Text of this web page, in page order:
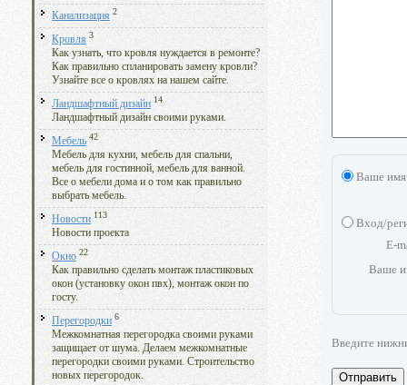
Канализация 2
Кровля 3
Как узнать, что кровля нуждается в ремонте?
Как правильно спланировать замену кровли?
Узнайте все о кровлях на нашем сайте.
Ландшафтный дизайн 14
Ландшафтный дизайн своими руками.
Мебель 42
Мебель для кухни, мебель для спальни,
мебель для гостинной, мебель для ванной.
Все о мебели дома и о том как правильно
выбрать мебель.
Новости 113
Новости проекта
Окно 22
Как правильно сделать монтаж пластиковых
окон (установку окон пвх), монтаж окон по
госту.
Перегородки 6
Межкомнатная перегородка своими руками
защищает от шума. Делаем межкомнатные
перегородки своими руками. Строительство
новых перегородок.
Ваше имя
Вход/
E-
Ваше
Введите
Отправить